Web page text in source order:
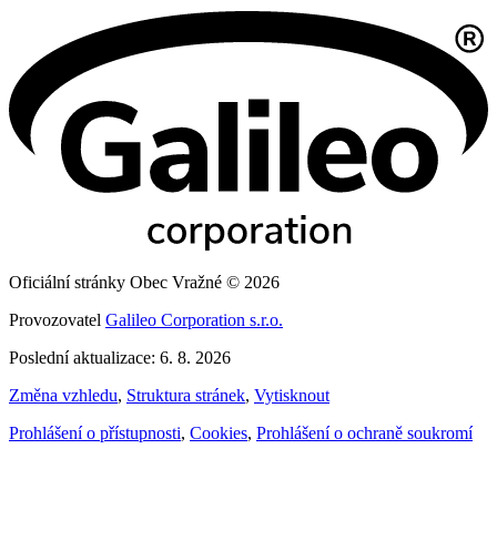
Oficiální stránky Obec Vražné © 2026
Provozovatel Galileo Corporation s.r.o.
Poslední aktualizace: 6. 8. 2026
Změna vzhledu, Struktura stránek, Vytisknout
Prohlášení o přístupnosti, Cookies, Prohlášení o ochraně soukromí